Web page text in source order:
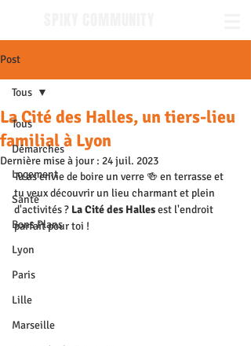
Post
Tous
Démarches
Logement
Santé
Bons Plans
Lyon
Paris
Lille
Marseille
Tous
La Cité des Halles, un tiers-lieu
familial à Lyon
Dernière mise à jour : 24 juil. 2023
Tu as envie de boire un verre 🍻 en terrasse et
tu veux découvrir un lieu charmant et plein
d'activités ? La Cité des Halles est l'endroit
parfait pour toi !